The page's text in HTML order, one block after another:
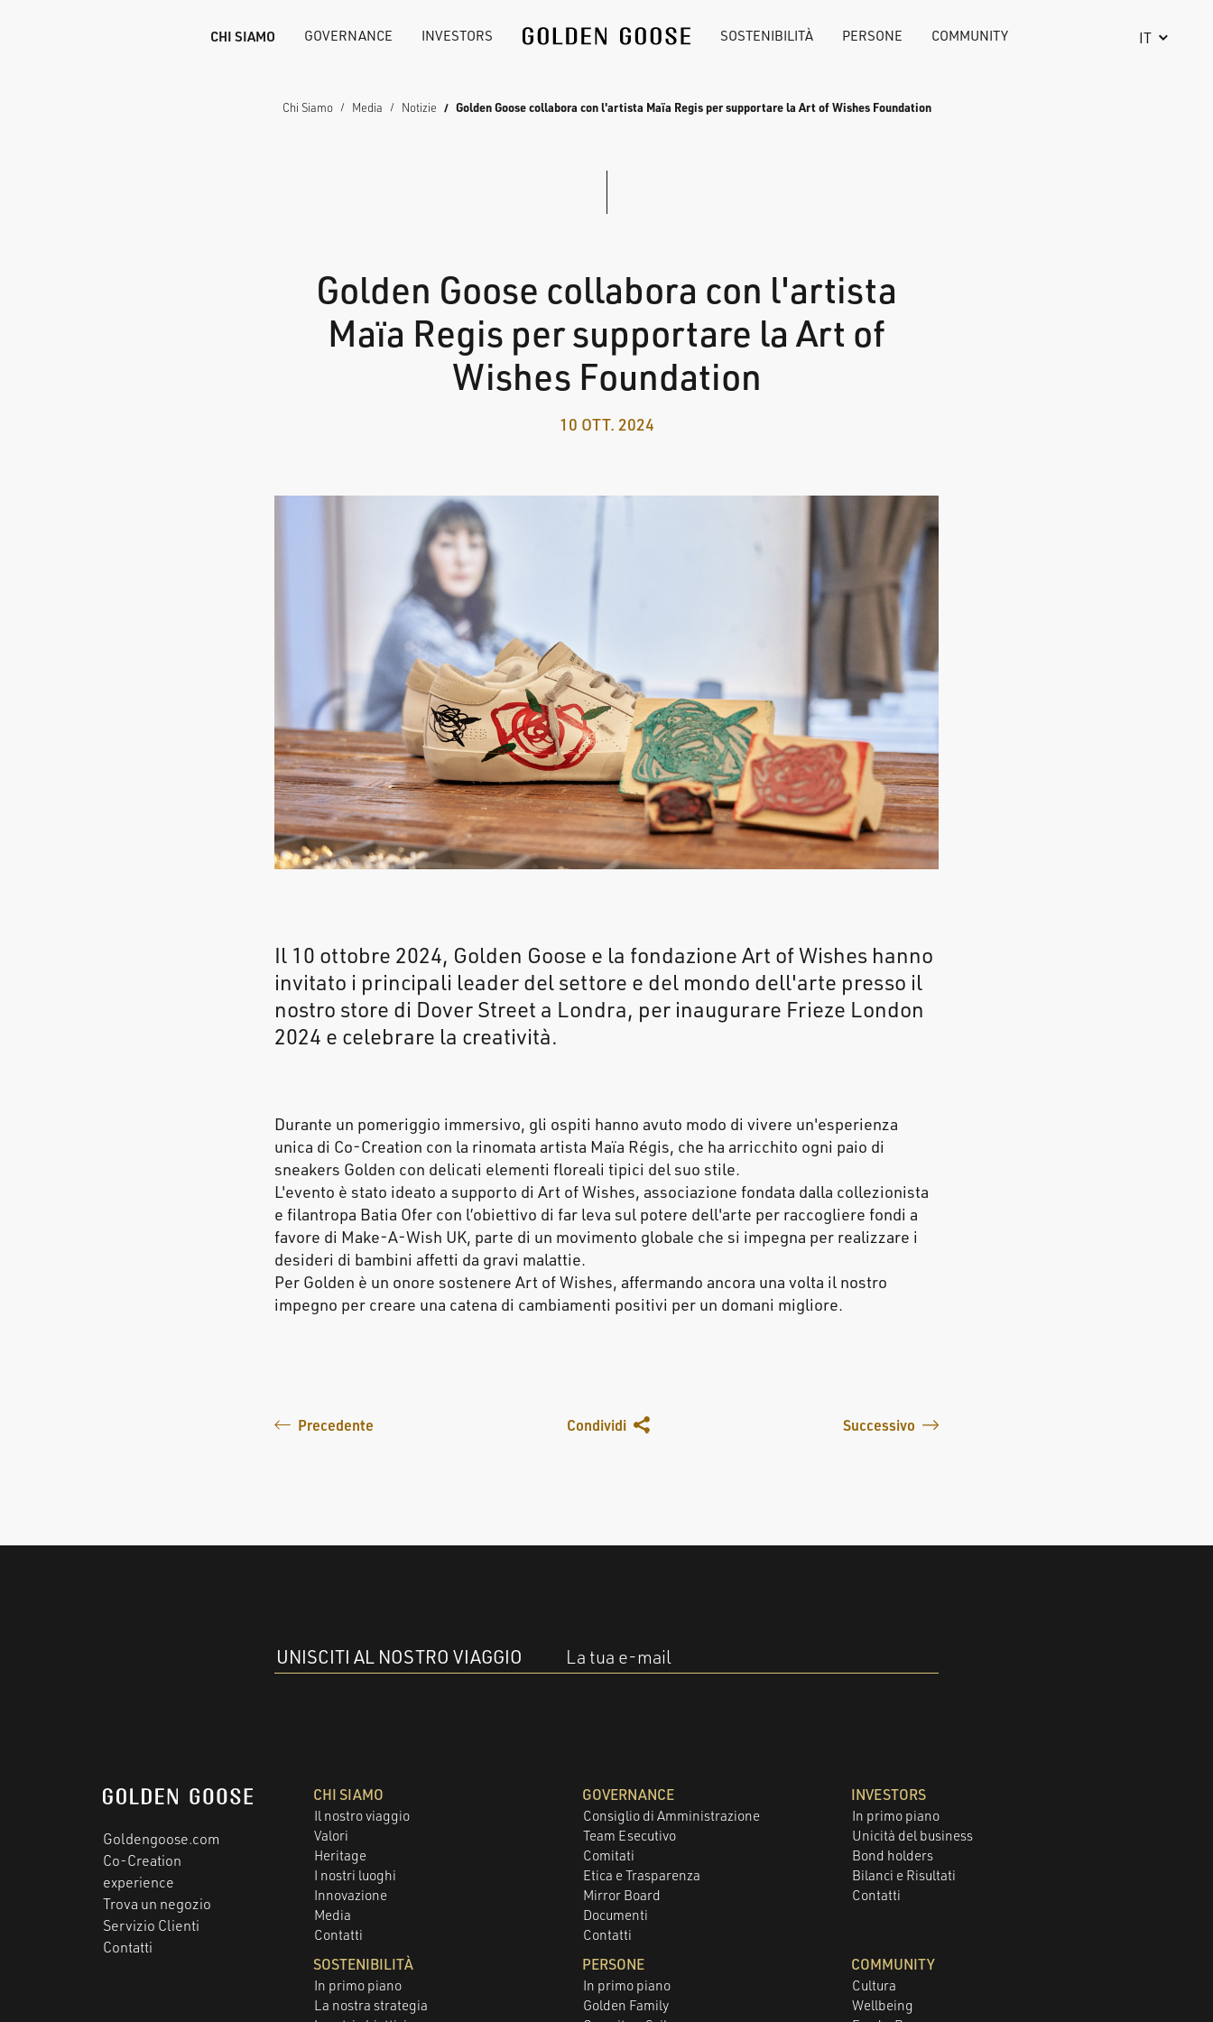
CHI SIAMO GOVERNANCE INVESTORS SOSTENIBILITÀ PERSONE COMMUNITY IT
Chi Siamo Media Notizie Golden Goose collabora con l'artista Maïa Regis per supportare la Art of Wishes Foundation
Golden Goose collabora con l'artista
Maïa Regis per supportare la Art of
Wishes Foundation
10 OTT. 2024
Il 10 ottobre 2024, Golden Goose e la fondazione Art of Wishes hanno
invitato i principali leader del settore e del mondo dell'arte presso il
nostro store di Dover Street a Londra, per inaugurare Frieze London
2024 e celebrare la creatività.
Durante un pomeriggio immersivo, gli ospiti hanno avuto modo di vivere un'esperienza
unica di Co-Creation con la rinomata artista Maïa Régis, che ha arricchito ogni paio di
sneakers Golden con delicati elementi floreali tipici del suo stile.
L'evento è stato ideato a supporto di Art of Wishes, associazione fondata dalla collezionista
e filantropa Batia Ofer con l’obiettivo di far leva sul potere dell'arte per raccogliere fondi a
favore di Make-A-Wish UK, parte di un movimento globale che si impegna per realizzare i
desideri di bambini affetti da gravi malattie.
Per Golden è un onore sostenere Art of Wishes, affermando ancora una volta il nostro
impegno per creare una catena di cambiamenti positivi per un domani migliore.
Precedente Condividi Successivo
UNISCITI AL NOSTRO VIAGGIO La tua e-mail
Goldengoose.com
Co-Creation
experience
Trova un negozio
Servizio Clienti
Contatti
CHI SIAMO
Il nostro viaggio
Valori
Heritage
I nostri luoghi
Innovazione
Media
Contatti
GOVERNANCE
Consiglio di Amministrazione
Team Esecutivo
Comitati
Etica e Trasparenza
Mirror Board
Documenti
Contatti
INVESTORS
In primo piano
Unicità del business
Bond holders
Bilanci e Risultati
Contatti
SOSTENIBILITÀ
In primo piano
La nostra strategia
PERSONE
In primo piano
Golden Family
COMMUNITY
Cultura
Wellbeing